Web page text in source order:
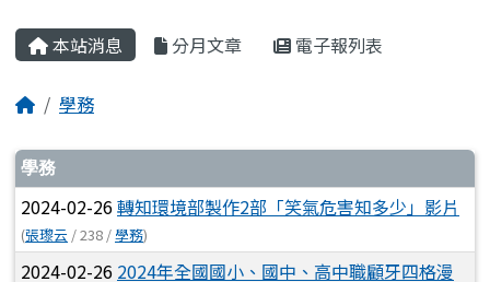
主內容區域
本站消息 分月文章 電子報列表
回首頁
學務
文章列表
學務
2024-02-26轉知環境部製作2部「笑氣危害知多少」影片
(張瓈云 / 238 /學務)
2024-02-26 2024年全國國小、國中、高中職顧牙四格漫